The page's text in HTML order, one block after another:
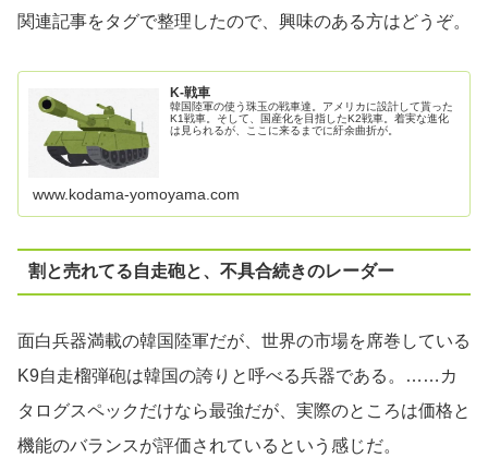
関連記事をタグで整理したので、興味のある方はどうぞ。
K-戦車
韓国陸軍の使う珠玉の戦車達。アメリカに設計して貰った
K1戦車。そして、国産化を目指したK2戦車。着実な進化
は見られるが、ここに来るまでに紆余曲折が。
www.kodama-yomoyama.com
割と売れてる自走砲と、不具合続きのレーダー
面白兵器満載の韓国陸軍だが、世界の市場を席巻している
K9自走榴弾砲は韓国の誇りと呼べる兵器である。……カ
タログスペックだけなら最強だが、実際のところは価格と
機能のバランスが評価されているという感じだ。